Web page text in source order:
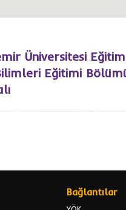
Üniversitesi
Eğitimi
Bağlantılar